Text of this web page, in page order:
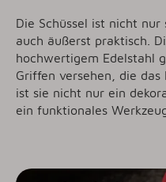
Die Schüssel ist nicht nur
auch äußerst praktisch.
hochwertigem Edelstahl
Griffen versehen, die
ist sie nicht nur ein
ein funktionales